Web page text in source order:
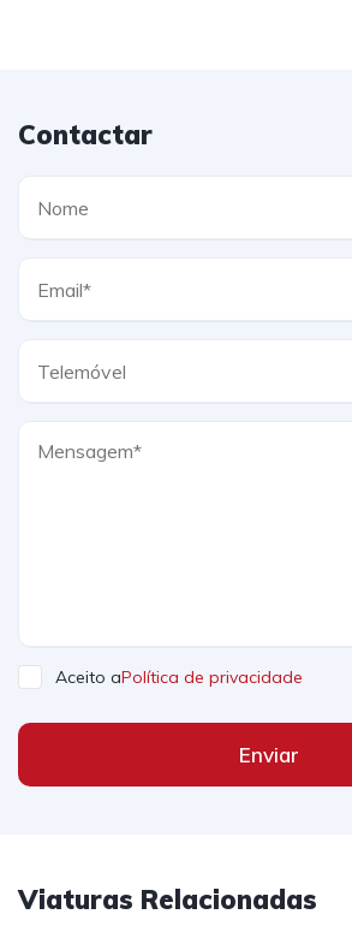
Contactar
Aceito aPolítica de privacidade
Enviar
Viaturas Relacionadas